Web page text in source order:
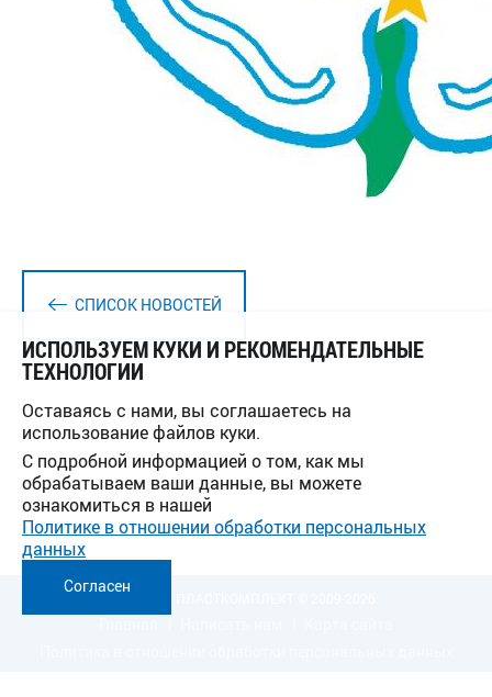
СПИСОК НОВОСТЕЙ
ИСПОЛЬЗУЕМ КУКИ И РЕКОМЕНДАТЕЛЬНЫЕ
ТЕХНОЛОГИИ
Оставаясь с нами, вы соглашаетесь на
использование файлов куки.
С подробной информацией о том, как мы
обрабатываем ваши данные, вы можете
ознакомиться в нашей
Политике в отношении обработки персональных
данных
Согласен